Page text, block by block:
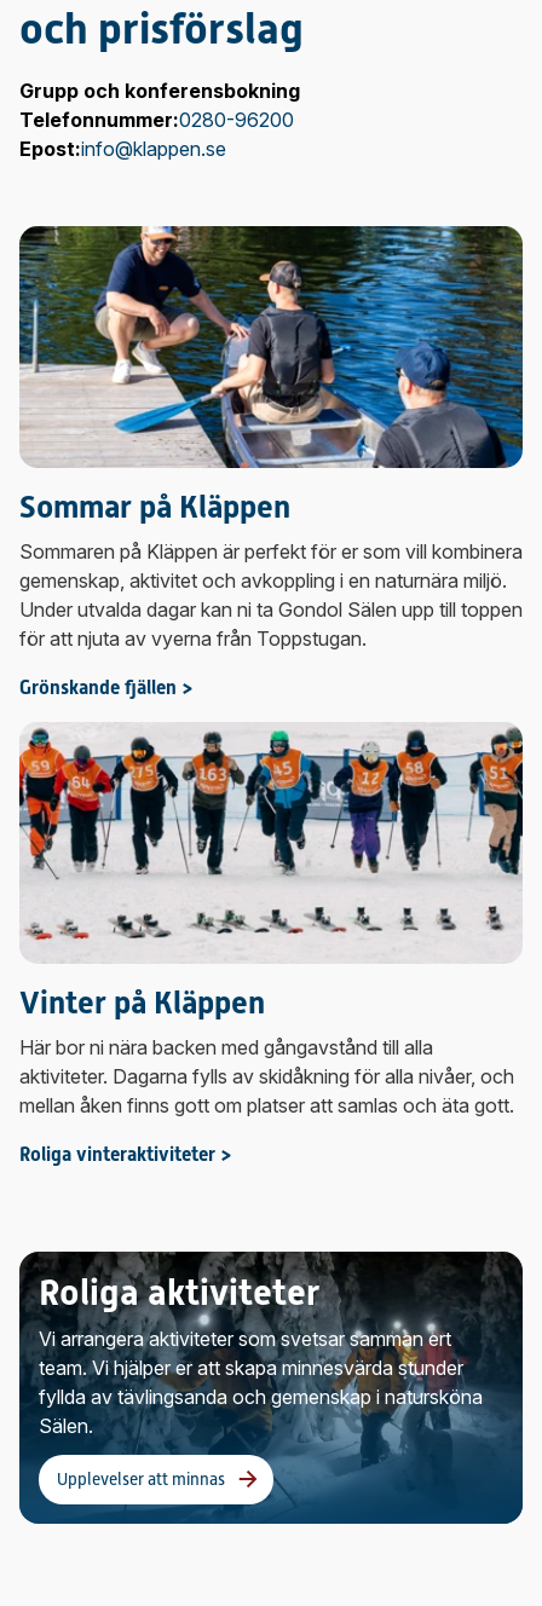
och prisförslag
Grupp och konferensbokning
Telefonnummer:0280-96200
Epost:info@klappen.se
Sommar på Kläppen
Sommaren på Kläppen är perfekt för er som vill kombinera
gemenskap, aktivitet och avkoppling i en naturnära miljö.
Under utvalda dagar kan ni ta Gondol Sälen upp till toppen
för att njuta av vyerna från Toppstugan.
Grönskande fjällen >
Vinter på Kläppen
Här bor ni nära backen med gångavstånd till alla
aktiviteter. Dagarna fylls av skidåkning för alla nivåer, och
mellan åken finns gott om platser att samlas och äta gott.
Roliga vinteraktiviteter >
Roliga aktiviteter
Vi arrangera aktiviteter som svetsar samman ert
team. Vi hjälper er att skapa minnesvärda stunder
fyllda av tävlingsanda och gemenskap i natursköna
Sälen.
Upplevelser att minnas